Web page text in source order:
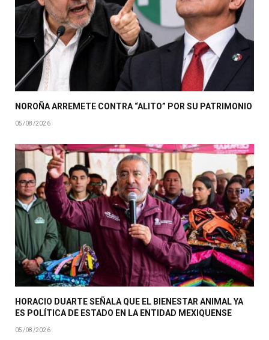
NOROÑA ARREMETE CONTRA “ALITO” POR SU PATRIMONIO
05/08/2026
HORACIO DUARTE SEÑALA QUE EL BIENESTAR ANIMAL YA
ES POLÍTICA DE ESTADO EN LA ENTIDAD MEXIQUENSE
05/08/2026